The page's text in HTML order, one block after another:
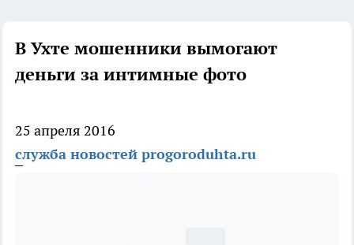
В Ухте мошенники вымогают
деньги за интимные фото
25 апреля 2016
служба новостей progoroduhta.ru